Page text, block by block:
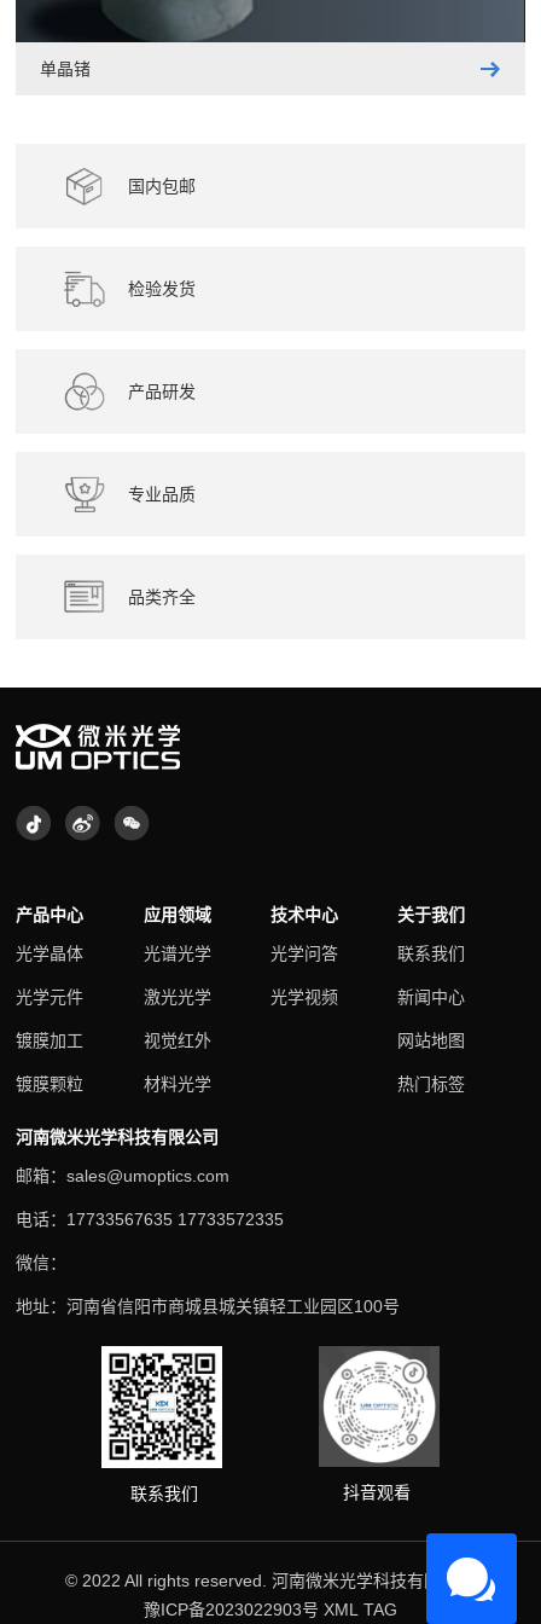
单晶锗
国内包邮
检验发货
产品研发
专业品质
品类齐全
产品中心
光学晶体
光学元件
镀膜加工
镀膜颗粒
应用领域
光谱光学
激光光学
视觉红外
材料光学
技术中心
光学问答
光学视频
关于我们
联系我们
新闻中心
网站地图
热门标签
河南微米光学科技有限公司
邮箱：sales@umoptics.com
电话：17733567635 17733572335
微信：
地址：河南省信阳市商城县城关镇轻工业园区100号
联系我们 抖音观看
© 2022 All rights reserved. 河南微米光学科技有限公司
豫ICP备2023022903号 XML TAG